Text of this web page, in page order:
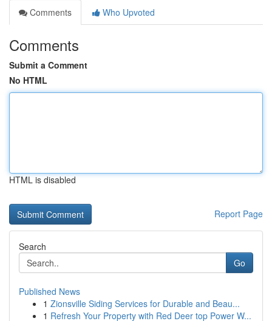
Comments
Who Upvoted
Comments
Submit a Comment
No HTML
HTML is disabled
Report Page
Search
Go
Published News
1 Zionsville Siding Services for Durable and Beau...
1 Refresh Your Property with Red Deer top Power W...